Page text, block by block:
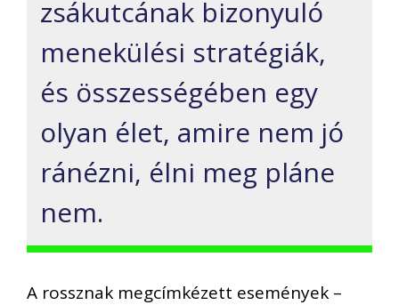
zsákutcának bizonyuló
menekülési stratégiák,
és összességében egy
olyan élet, amire nem jó
ránézni, élni meg pláne
nem.
A rossznak megcímkézett események –